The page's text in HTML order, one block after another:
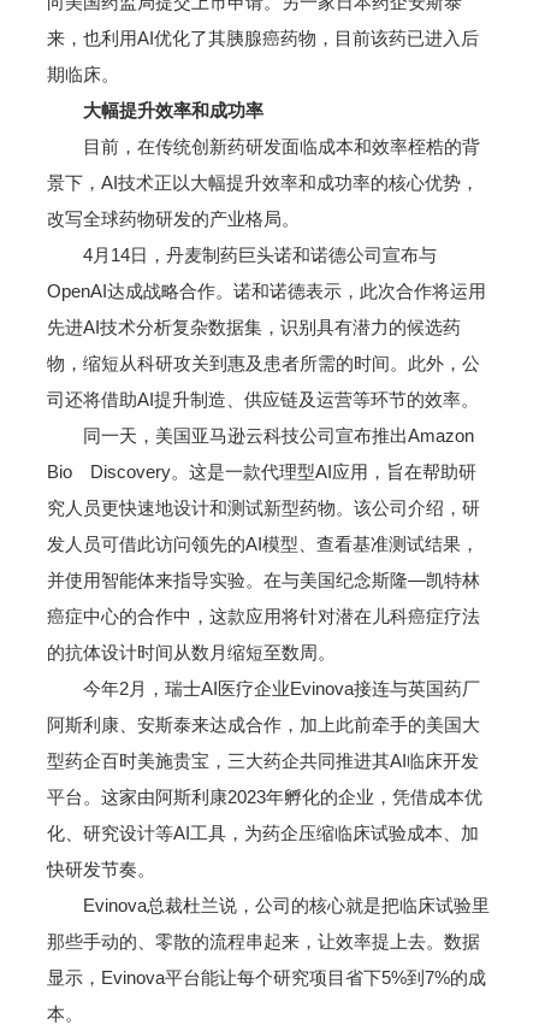
来，也利用AI优化了其胰腺癌药物，目前该药已进入后
期临床。
大幅提升效率和成功率
目前，在传统创新药研发面临成本和效率桎梏的背
景下，AI技术正以大幅提升效率和成功率的核心优势，
改写全球药物研发的产业格局。
4月14日，丹麦制药巨头诺和诺德公司宣布与
OpenAI达成战略合作。诺和诺德表示，此次合作将运用
先进AI技术分析复杂数据集，识别具有潜力的候选药
物，缩短从科研攻关到惠及患者所需的时间。此外，公
司还将借助AI提升制造、供应链及运营等环节的效率。
同一天，美国亚马逊云科技公司宣布推出Amazon
Bio Discovery。这是一款代理型AI应用，旨在帮助研
究人员更快速地设计和测试新型药物。该公司介绍，研
发人员可借此访问领先的AI模型、查看基准测试结果，
并使用智能体来指导实验。在与美国纪念斯隆—凯特林
癌症中心的合作中，这款应用将针对潜在儿科癌症疗法
的抗体设计时间从数月缩短至数周。
今年2月，瑞士AI医疗企业Evinova接连与英国药厂
阿斯利康、安斯泰来达成合作，加上此前牵手的美国大
型药企百时美施贵宝，三大药企共同推进其AI临床开发
平台。这家由阿斯利康2023年孵化的企业，凭借成本优
化、研究设计等AI工具，为药企压缩临床试验成本、加
快研发节奏。
Evinova总裁杜兰说，公司的核心就是把临床试验里
那些手动的、零散的流程串起来，让效率提上去。数据
显示，Evinova平台能让每个研究项目省下5%到7%的成
本。